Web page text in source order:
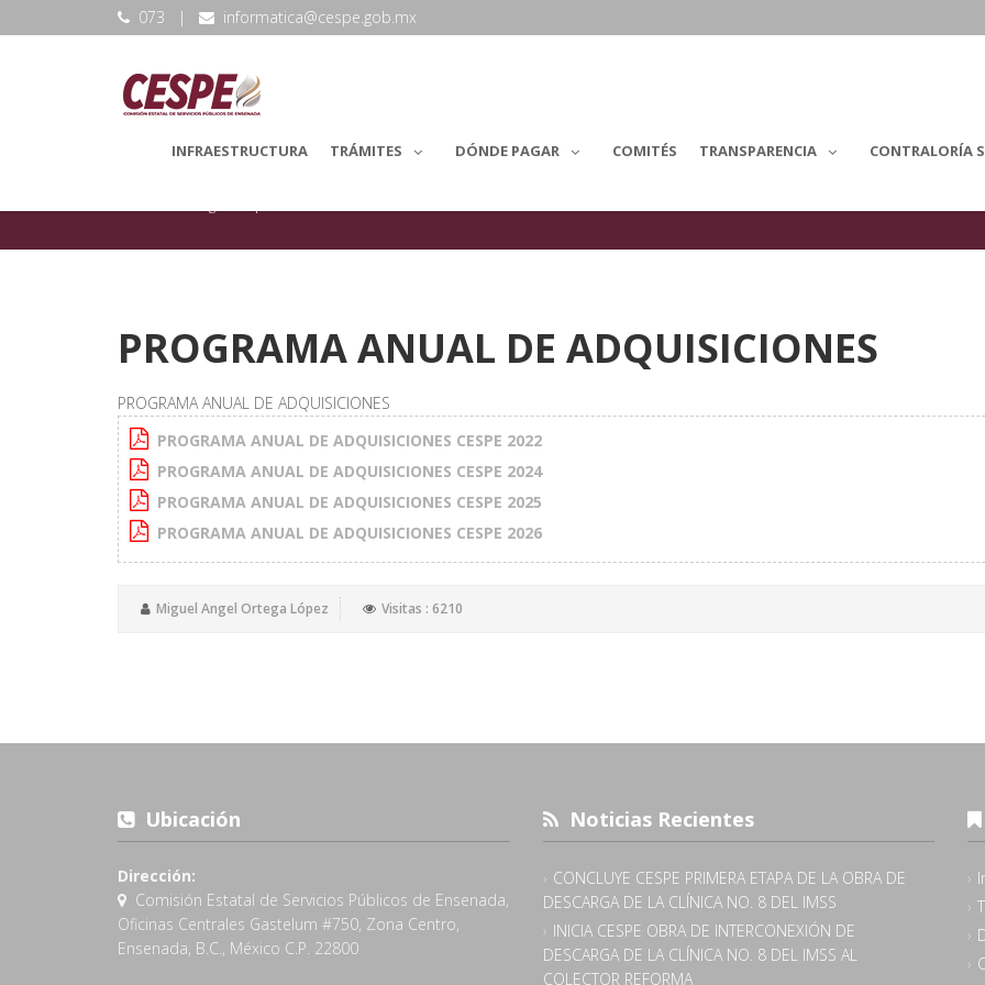
073 | informatica@cespe.gob.mx
INFRAESTRUCTURA TRÁMITES DÓNDE PAGAR COMITÉS TRANSPARENCIA CONTRALORÍA
PROGRAMA ANUAL DE ADQUISICIONES
PROGRAMA ANUAL DE ADQUISICIONES
PROGRAMA ANUAL DE ADQUISICIONES CESPE 2022
PROGRAMA ANUAL DE ADQUISICIONES CESPE 2024
PROGRAMA ANUAL DE ADQUISICIONES CESPE 2025
PROGRAMA ANUAL DE ADQUISICIONES CESPE 2026
Miguel Angel Ortega López Visitas : 6210
Ubicación
Dirección:
Comisión Estatal de Servicios Públicos de Ensenada,
Oficinas Centrales Gastelum #750, Zona Centro,
Ensenada, B.C., México C.P. 22800
Noticias Recientes
CONCLUYE CESPE PRIMERA ETAPA DE LA OBRA DE
DESCARGA DE LA CLÍNICA NO. 8 DEL IMSS
INICIA CESPE OBRA DE INTERCONEXIÓN DE
DESCARGA DE LA CLÍNICA NO. 8 DEL IMSS AL
COLECTOR REFORMA